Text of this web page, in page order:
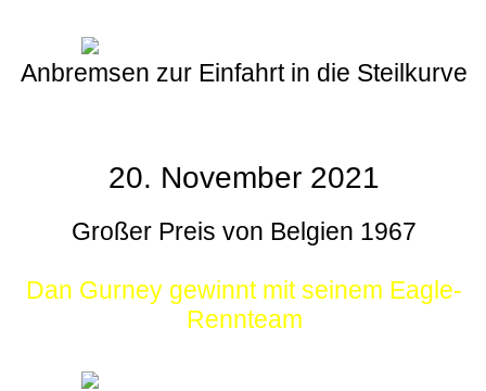
Anbremsen zur Einfahrt in die Steilkurve
20. November 2021
Großer Preis von Belgien 1967
Dan Gurney gewinnt mit seinem Eagle-
Rennteam